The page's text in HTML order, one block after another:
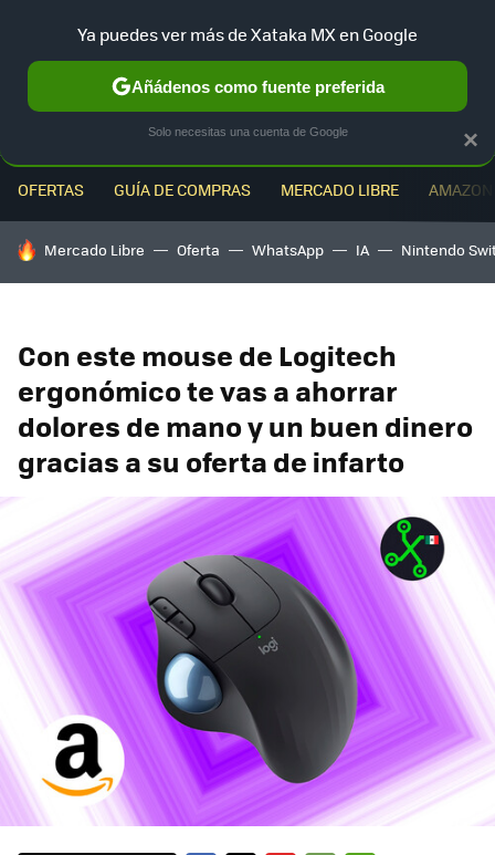
OFERTAS GUÍA DE COMPRAS MERCADO LIBRE
HOY SE HABLA DE
Mercado Libre Oferta WhatsApp IA Nintendo
Con este mouse de Logitech
ergonómico te vas a ahorrar
dolores de mano y un buen dinero
gracias a su oferta de infarto
×
Ya puedes ver más de Xataka MX en Google
Añádenos como fuente preferida
Solo necesitas una cuenta de Google